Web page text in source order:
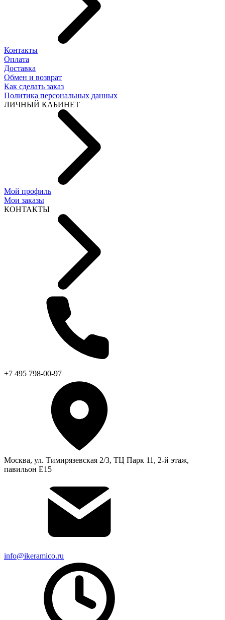
Контакты
Оплата
Доставка
Обмен и возврат
Как сделать заказ
Политика персональных данных
ЛИЧНЫЙ КАБИНЕТ
Мой профиль
Мои заказы
КОНТАКТЫ
+7 495 798-00-97
Москва, ул. Тимирязевская 2/3, ТЦ Парк 11, 2-й этаж,
павильон Е15
info@ikeramico.ru